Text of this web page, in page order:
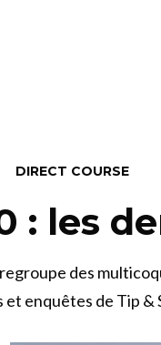
DIRECT COURSE
: les
des
et enquêtes de Tip &